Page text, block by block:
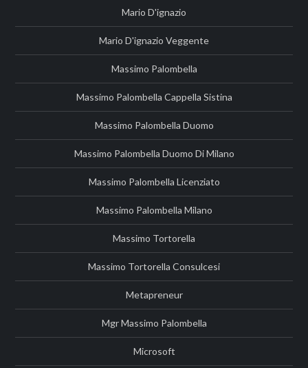
Mario D'ignazio
Mario D'ignazio Veggente
Massimo Palombella
Massimo Palombella Cappella Sistina
Massimo Palombella Duomo
Massimo Palombella Duomo Di Milano
Massimo Palombella Licenziato
Massimo Palombella Milano
Massimo Tortorella
Massimo Tortorella Consulcesi
Metapreneur
Mgr Massimo Palombella
Microsoft